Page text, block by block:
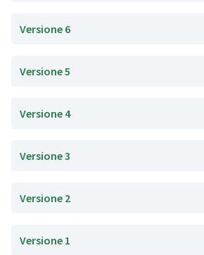
Versione 6
Versione 5
Versione 4
Versione 3
Versione 2
Versione 1